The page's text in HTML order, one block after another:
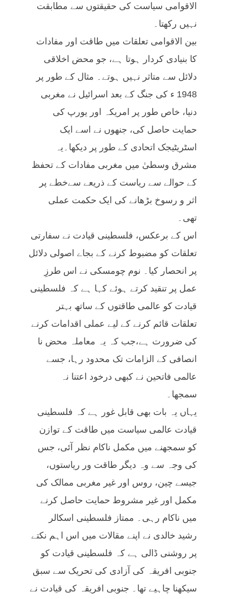
الاقوامی سیاست کی حقیقتوں سے مطابقت
نہیں رکھتا۔
بین الاقوامی تعلقات میں طاقت اور مفادات
کا بنیادی کردار ہوتا ہے، جو محض اخلاقی
دلائل سے متاثر نہیں ہوتے۔ مثال کے طور پر
1948 ء کی جنگ کے بعد اسرائیل نے مغربی
دنیا، خاص طور پر امریکہ اور یورپ کی
حمایت حاصل کی، جنھوں نے اسے ایک
اسٹریٹیجک اتحادی کے طور پر دیکھا۔یہ
مشرق وسطیٰ میں مغربی مفادات کے تحفظ
کے حوالے سے ریاست کے ذریعے سےخطے پر
اثر و رسوخ بڑھانے کی ایک حکمت عملی
تھی۔
اس کے برعکس، فلسطینی قیادت نے سفارتی
تعلقات کو مضبوط کرنے کے بجاے اصولی دلائل
پر انحصار کیا۔ نوم چومسکی نے اس طرزِ
عمل پر تنقید کرتے ہوئے کہا ہے کہ فلسطینی
قیادت کو عالمی طاقتوں کے ساتھ بہتر
تعلقات قائم کرنے کے لیے عملی اقدامات کرنے
کی ضرورت ہے،جب کہ یہ معاملہ محض نا
انصافی کے الزامات تک محدود رہا، جسے
عالمی فاتحین نے کبھی درخود اعتنا نہ
سمجھا۔
یہاں یہ بات بھی قابل غور ہے کہ فلسطینی
قیادت عالمی سیاست میں طاقت کے توازن
کو سمجھنے میں مکمل ناکام نظر آئی، جس
کی وجہ سے وہ دیگر طاقت ور ریاستوں،
جیسے چین، روس اور غیر مغربی ممالک کی
مکمل اور غیر مشروط حمایت حاصل کرنے
میں ناکام رہی۔ ممتاز فلسطینی اسکالر
رشید خالدی نے اپنے مقالات میں اس اہم نکتے
پر روشنی ڈالی ہے کہ فلسطینی قیادت کو
جنوبی افریقہ کی آزادی کی تحریک سے سبق
سیکھنا چاہیے تھا۔ جنوبی افریقہ کی قیادت نے